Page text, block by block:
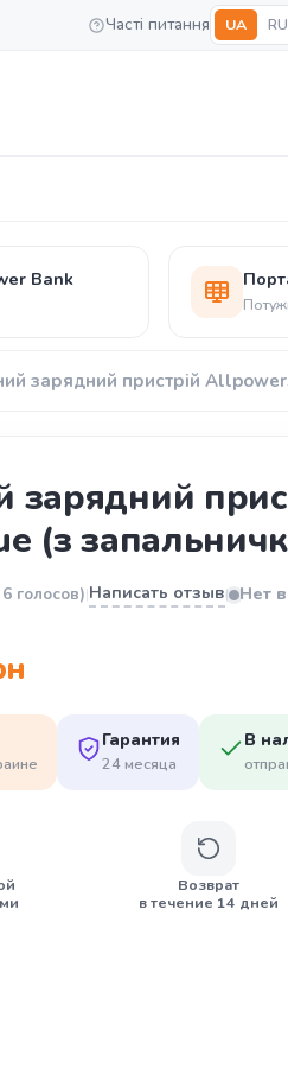
Часті питання UA RU
Bank
зарядний пристрій
зарядний
(з
6 голосов)|Написать отзыв| Нет
Гарантия
24 месяца
В
Возврат
в течение 14 дней